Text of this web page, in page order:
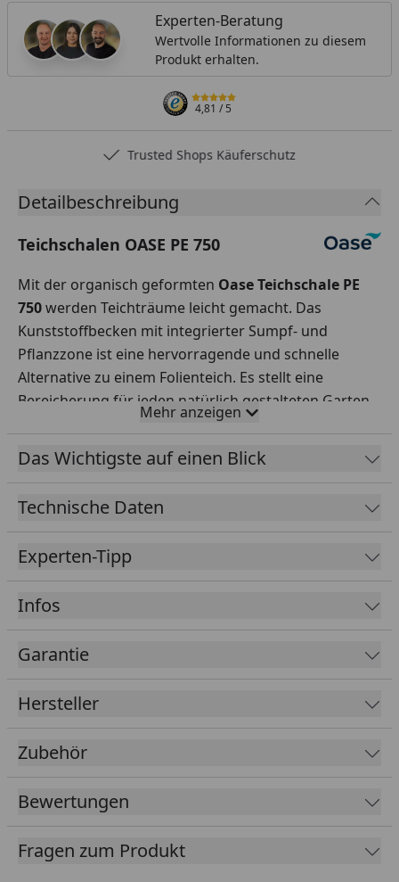
Experten-Beratung
Wertvolle Informationen zu diesem
Produkt erhalten.
4,81/ 5
Trusted Shops Käuferschutz
Detailbeschreibung
Teichschalen OASE PE 750
Mit der organisch geformten Oase Teichschale PE
750werden Teichträume leicht gemacht. Das
Kunststoffbecken mit integrierter Sumpf- und
Pflanzzone ist eine hervorragende und schnelle
Alternative zu einem Folienteich. Es stellt eine
Bereicherung für jeden natürlich gestalteten Garten
dar. Die Installation von z.B. Wasserspielpumpen ist
einfach und komfortabel zu realisieren. In
Zusammenarbeit mit der Firma Oase gewähren wir
Mehr anzeigen
Das Wichtigste auf einen Blick
Technische Daten
Experten-Tipp
Infos
Garantie
Hersteller
Zubehör
Bewertungen
Fragen zum Produkt